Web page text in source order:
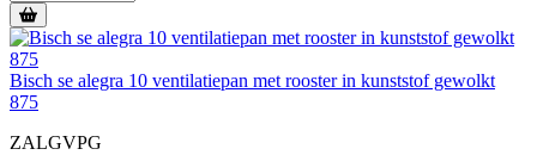
Bisch se alegra 10 ventilatiepan met rooster in kunststof gewolkt
875
ZALGVPG